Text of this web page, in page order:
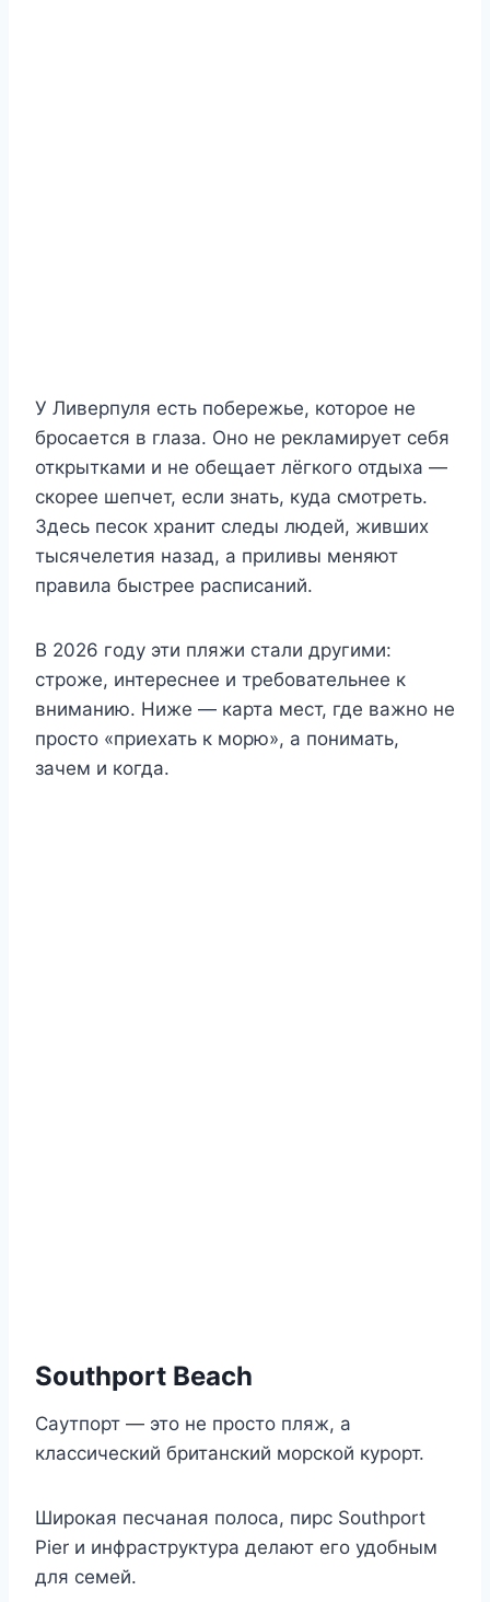
У Ливерпуля есть побережье, которое не
бросается в глаза. Оно не рекламирует себя
открытками и не обещает лёгкого отдыха —
скорее шепчет, если знать, куда смотреть.
Здесь песок хранит следы людей, живших
тысячелетия назад, а приливы меняют
правила быстрее расписаний.
В 2026 году эти пляжи стали другими:
строже, интереснее и требовательнее к
вниманию. Ниже — карта мест, где важно не
просто «приехать к морю», а понимать,
зачем и когда.
Southport Beach
Саутпорт — это не просто пляж, а
классический британский морской курорт.
Широкая песчаная полоса, пирс Southport
Pier и инфраструктура делают его удобным
для семей.